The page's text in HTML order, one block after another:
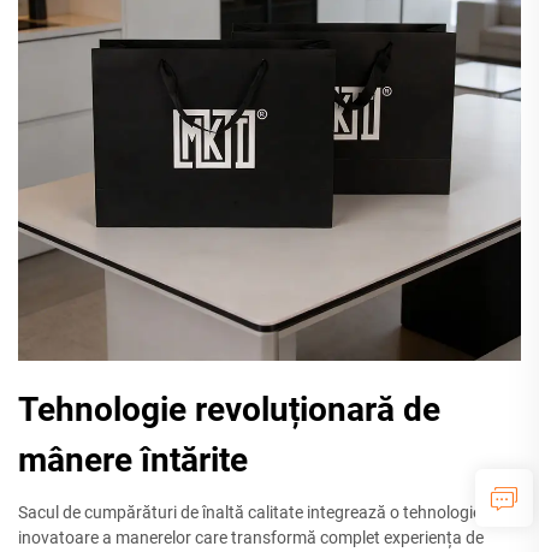
Tehnologie revoluționară de
mânere întărite
Sacul de cumpărături de înaltă calitate integrează o tehnologie
inovatoare a manerelor care transformă complet experiența de